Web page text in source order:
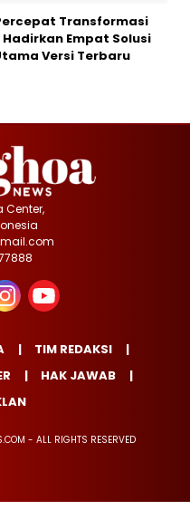
Transformasi
Empat Solusi
Versi Terbaru
Center,
TIM REDAKSI
HAK JAWAB
- ALL RIGHTS RESERVED